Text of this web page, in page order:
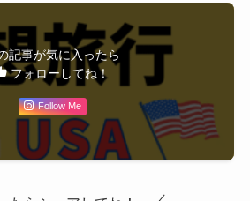
記事が気に入ったら
フォローしてね！
Follow Me